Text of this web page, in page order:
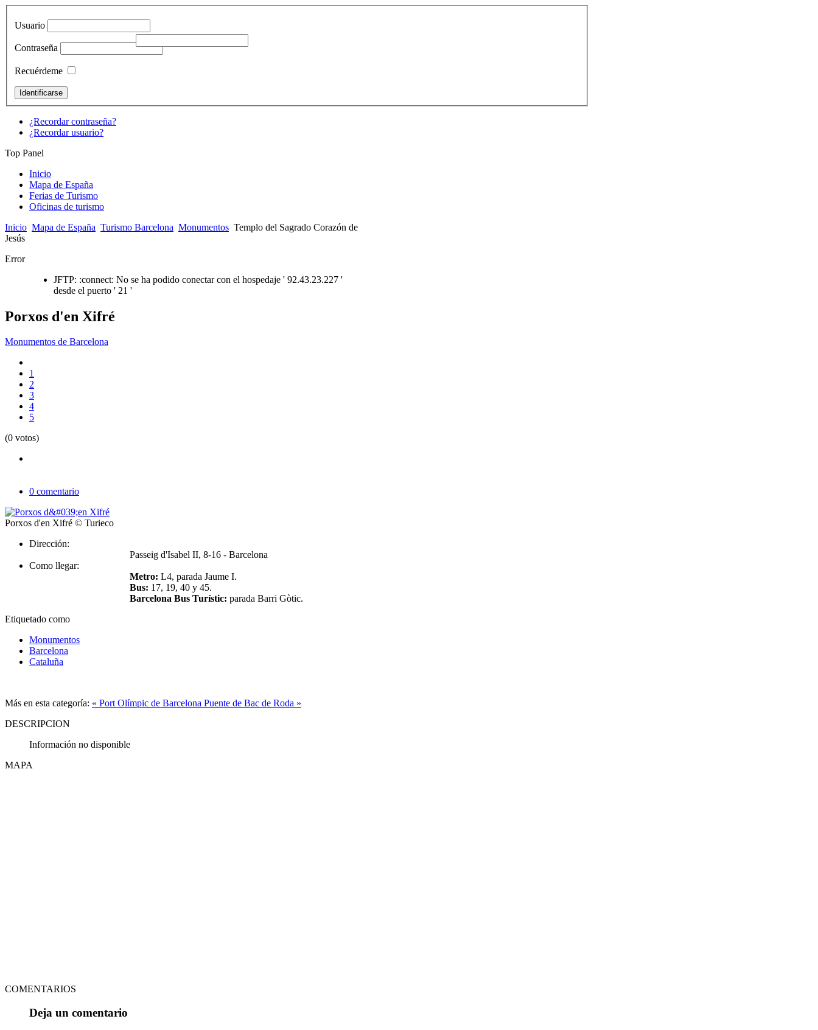
Usuario
Contraseña
Recuérdeme
¿Recordar contraseña?
¿Recordar usuario?
Top Panel
Inicio
Mapa de España
Ferias de Turismo
Oficinas de turismo
Inicio Mapa de España Turismo Barcelona Monumentos Templo del Sagrado Corazón de
Jesús
Error
JFTP: :connect: No se ha podido conectar con el hospedaje ' 92.43.23.227 '
desde el puerto ' 21 '
Porxos d'en Xifré
Monumentos de Barcelona
1
2
3
4
5
(0 votos)
0 comentario
Porxos d'en Xifré © Turieco
Dirección:
Passeig d'Isabel II, 8-16 - Barcelona
Como llegar:
Metro: L4, parada Jaume I.
Bus: 17, 19, 40 y 45.
Barcelona Bus Turístic: parada Barri Gòtic.
Etiquetado como
Monumentos
Barcelona
Cataluña
Más en esta categoría: « Port Olímpic de Barcelona Puente de Bac de Roda »
DESCRIPCION
Información no disponible
MAPA
COMENTARIOS
Deja un comentario